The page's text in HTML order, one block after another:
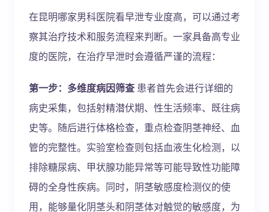
在昆明哪家男科医院看早泄专业度高，可以通过考
察其治疗技术和服务流程来判断。一家具备高专业
度的医院，在治疗早泄时会遵循严谨的流程：
第一步：多维度病因筛查 患者首先会进行详细的
病史采集，包括射精潜伏期、性生活频率、既往病
史等。随后进行体格检查，重点检查阴茎神经、血
管的完整性。实验室检查则包括血液生化检测，以
排除糖尿病、甲状腺功能异常等可能导致性功能障
碍的全身性疾病。同时，阴茎敏感度检测仪的使
用，能够量化阴茎头和阴茎体对触觉的敏感度，为